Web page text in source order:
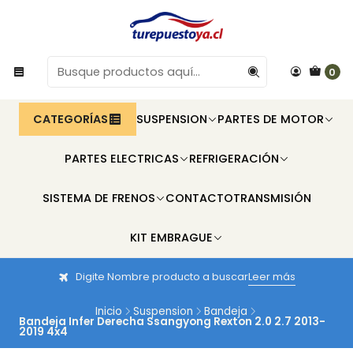
0
CATEGORÍAS SUSPENSION PARTES DE MOTOR
PARTES ELECTRICAS REFRIGERACIÓN
SISTEMA DE FRENOS CONTACTOTRANSMISIÓN
KIT EMBRAGUE
Digite Nombre producto a buscarLeer más
Inicio Suspension Bandeja
Bandeja Infer Derecha Ssangyong Rexton 2.0 2.7 2013-
2019 4x4